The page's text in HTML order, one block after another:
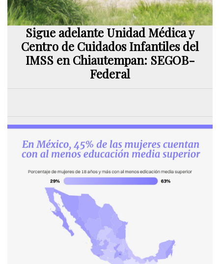
Sigue adelante Unidad Médica y
Centro de Cuidados Infantiles del
IMSS en Chiautempan: SEGOB-
Federal